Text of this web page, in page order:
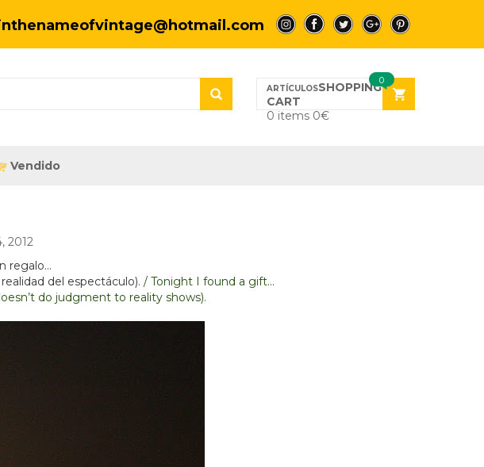
a a a a a
SHOPPING
CART
0 items 0€
0
Vendido
2012
regalo…
del espectáculo). / Tonight I found a gift…
do judgment to reality shows).